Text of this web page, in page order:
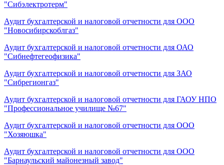
"Сибэлектротерм"
Аудит бухгалтерской и налоговой отчетности для ООО
"Новосибирскоблгаз"
Аудит бухгалтерской и налоговой отчетности для ОАО
"Сибнефтегеофизика"
Аудит бухгалтерской и налоговой отчетности для ЗАО
"Сибрегионгаз"
Аудит бухгалтерской и налоговой отчетности для ГАОУ НПО
"Профессиональное училище №67"
Аудит бухгалтерской и налоговой отчетности для ООО
"Хозяюшка"
Аудит бухгалтерской и налоговой отчетности для ООО
"Барнаульский майонезный завод"